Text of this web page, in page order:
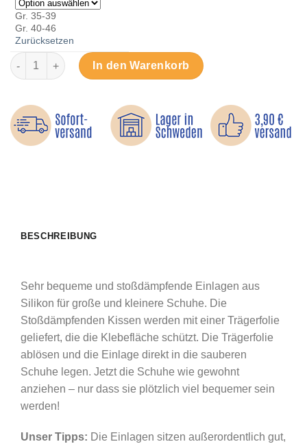
Gr. 35-39
Gr. 40-46
Zurücksetzen
Stoßdämpfende Silikonkissen Menge
In den Warenkorb
BESCHREIBUNG
Sehr bequeme und stoßdämpfende Einlagen aus
Silikon für große und kleinere Schuhe. Die
Stoßdämpfenden Kissen werden mit einer Trägerfolie
geliefert, die die Klebefläche schützt. Die Trägerfolie
ablösen und die Einlage direkt in die sauberen
Schuhe legen. Jetzt die Schuhe wie gewohnt
anziehen – nur dass sie plötzlich viel bequemer sein
werden!
Unser Tipps: Die Einlagen sitzen außerordentlich gut,